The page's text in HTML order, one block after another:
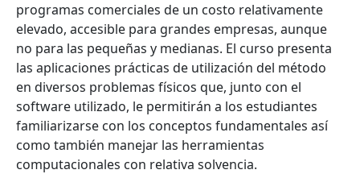
programas comerciales de un costo relativamente
elevado, accesible para grandes empresas, aunque
no para las pequeñas y medianas. El curso presenta
las aplicaciones prácticas de utilización del método
en diversos problemas físicos que, junto con el
software utilizado, le permitirán a los estudiantes
familiarizarse con los conceptos fundamentales así
como también manejar las herramientas
computacionales con relativa solvencia.